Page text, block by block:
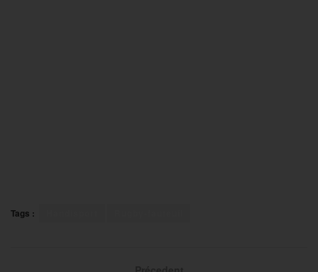
Tags :